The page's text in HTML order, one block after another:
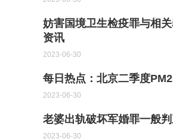
妨害国境卫生检疫罪与相
资讯
2023-06-30
每日热点：北京二季度
2023-06-30
老婆出轨破坏军婚罪一般
2023-06-30